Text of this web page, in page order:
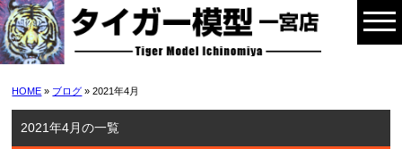
HOME » ブログ » 2021年4月
2021年4月の一覧